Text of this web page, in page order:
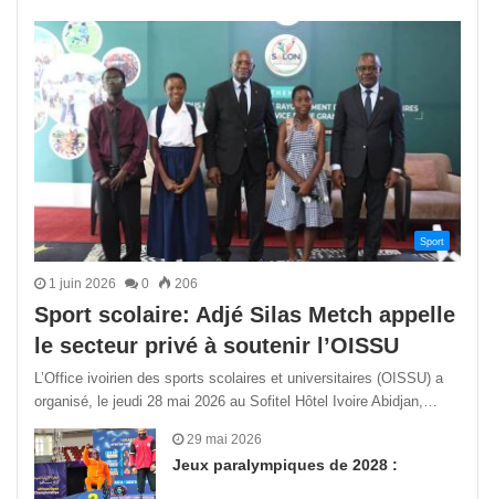
Sport
1 juin 2026 0 206
Sport scolaire: Adjé Silas Metch appelle
le secteur privé à soutenir l’OISSU
L’Office ivoirien des sports scolaires et universitaires (OISSU) a
organisé, le jeudi 28 mai 2026 au Sofitel Hôtel Ivoire Abidjan,…
29 mai 2026
Jeux paralympiques de 2028 :